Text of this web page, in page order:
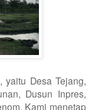
Desa Tejang,
Dusun Inpres,
Kami menetap